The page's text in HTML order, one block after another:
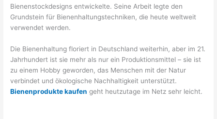
Bienenstockdesigns entwickelte. Seine Arbeit legte den
Grundstein für Bienenhaltungstechniken, die heute weltweit
verwendet werden.
Die Bienenhaltung floriert in Deutschland weiterhin, aber im 21.
Jahrhundert ist sie mehr als nur ein Produktionsmittel – sie ist
zu einem Hobby geworden, das Menschen mit der Natur
verbindet und ökologische Nachhaltigkeit unterstützt.
Bienenprodukte kaufen geht heutzutage im Netz sehr leicht.